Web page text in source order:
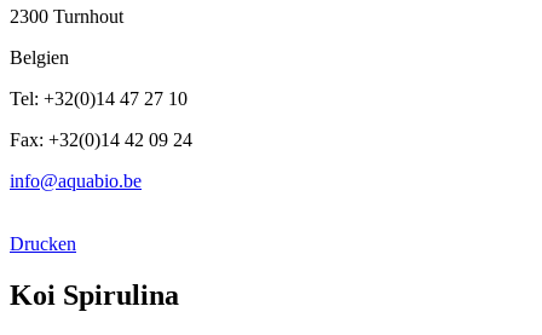
2300 Turnhout
Belgien
Tel: +32(0)14 47 27 10
Fax: +32(0)14 42 09 24
info@aquabio.be
Drucken
Koi Spirulina